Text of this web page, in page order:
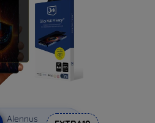
Alennus